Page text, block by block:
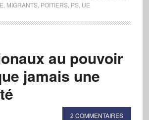
MIGRANTS, POITIERS, PS, UE
au pouvoir
jamais une
2 COMMENTAIRES